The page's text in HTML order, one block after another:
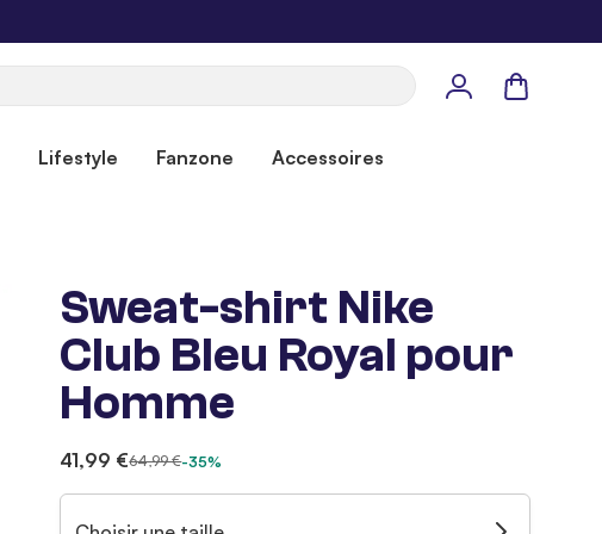
Panier
Lifestyle Fanzone Accessoires
Sweat-shirt Nike
Club Bleu Royal pour
Homme
41,99 €64,99 €-35%